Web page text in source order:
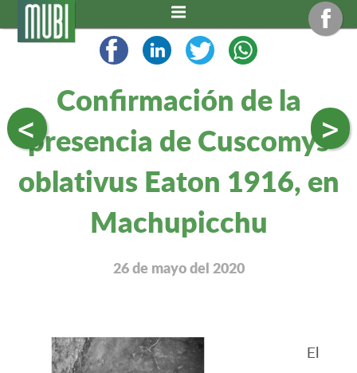
< >
Confirmación de la
presencia de Cuscomys
oblativus Eaton 1916, en
Machupicchu
26 de mayo del 2020
El